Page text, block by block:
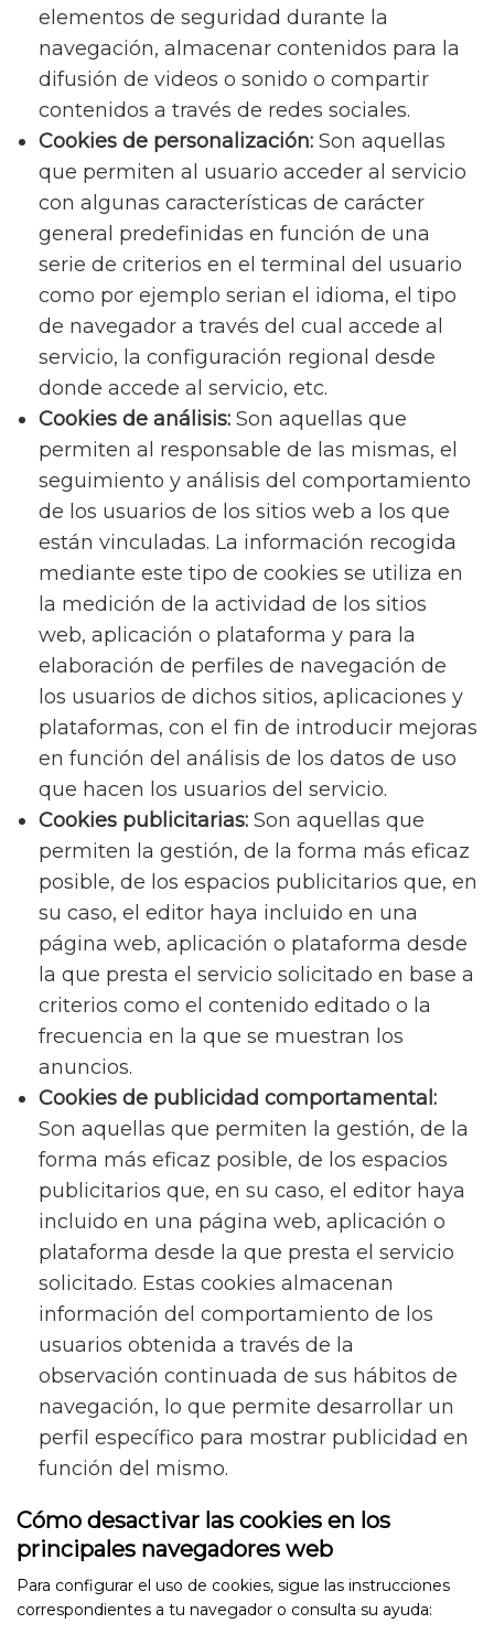
elementos de seguridad durante la
navegación, almacenar contenidos para la
difusión de videos o sonido o compartir
contenidos a través de redes sociales.
Cookies de personalización:Son aquellas
que permiten al usuario acceder al servicio
con algunas características de carácter
general predefinidas en función de una
serie de criterios en el terminal del usuario
como por ejemplo serian el idioma, el tipo
de navegador a través del cual accede al
servicio, la configuración regional desde
donde accede al servicio, etc.
Cookies de análisis:Son aquellas que
permiten al responsable de las mismas, el
seguimiento y análisis del comportamiento
de los usuarios de los sitios web a los que
están vinculadas. La información recogida
mediante este tipo de cookies se utiliza en
la medición de la actividad de los sitios
web, aplicación o plataforma y para la
elaboración de perfiles de navegación de
los usuarios de dichos sitios, aplicaciones y
plataformas, con el fin de introducir mejoras
en función del análisis de los datos de uso
que hacen los usuarios del servicio.
Cookies publicitarias:Son aquellas que
permiten la gestión, de la forma más eficaz
posible, de los espacios publicitarios que, en
su caso, el editor haya incluido en una
página web, aplicación o plataforma desde
la que presta el servicio solicitado en base a
criterios como el contenido editado o la
frecuencia en la que se muestran los
anuncios.
Cookies de publicidad comportamental:
Son aquellas que permiten la gestión, de la
forma más eficaz posible, de los espacios
publicitarios que, en su caso, el editor haya
incluido en una página web, aplicación o
plataforma desde la que presta el servicio
solicitado. Estas cookies almacenan
información del comportamiento de los
usuarios obtenida a través de la
observación continuada de sus hábitos de
navegación, lo que permite desarrollar un
perfil específico para mostrar publicidad en
función del mismo.
Cómo desactivar las cookies en los
principales navegadores web
Para configurar el uso de cookies, sigue las instrucciones
correspondientes a tu navegador o consulta su ayuda: